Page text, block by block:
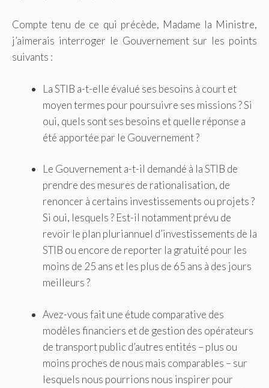
Compte tenu de ce qui précède, Madame la Ministre,
j’aimerais interroger le Gouvernement sur les points
suivants :
La STIB a-t-elle évalué ses besoins à court et
moyen termes pour poursuivre ses missions ? Si
oui, quels sont ses besoins et quelle réponse a
été apportée par le Gouvernement ?
Le Gouvernement a-t-il demandé à la STIB de
prendre des mesures de rationalisation, de
renoncer à certains investissements ou projets ?
Si oui, lesquels ? Est-il notamment prévu de
revoir le plan pluriannuel d’investissements de la
STIB ou encore de reporter la gratuité pour les
moins de 25 ans et les plus de 65 ans à des jours
meilleurs ?
Avez-vous fait une étude comparative des
modèles financiers et de gestion des opérateurs
de transport public d’autres entités – plus ou
moins proches de nous mais comparables – sur
lesquels nous pourrions nous inspirer pour